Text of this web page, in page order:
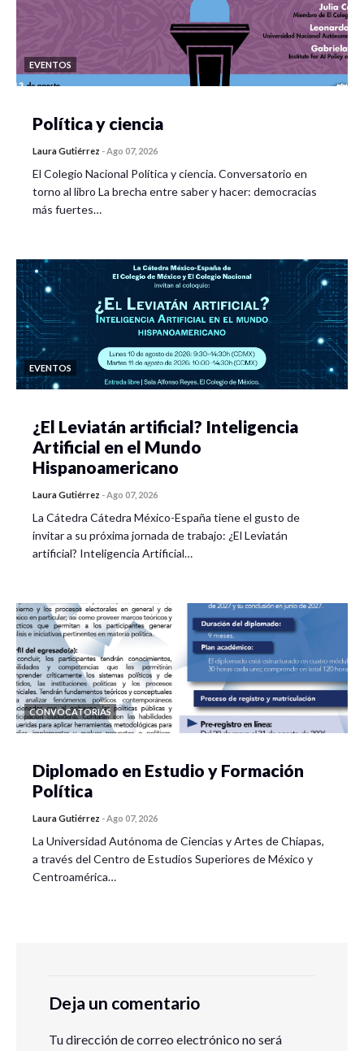
EVENTOS
Política y ciencia
Laura Gutiérrez -Ago 07, 2026
El Colegio Nacional Política y ciencia. Conversatorio en
torno al libro La brecha entre saber y hacer: democracias
más fuertes…
EVENTOS
¿El Leviatán artificial? Inteligencia
Artificial en el Mundo
Hispanoamericano
Laura Gutiérrez -Ago 07, 2026
La Cátedra Cátedra México-España tiene el gusto de
invitar a su próxima jornada de trabajo: ¿El Leviatán
artificial? Inteligencia Artificial…
CONVOCATORIAS
Diplomado en Estudio y Formación
Política
Laura Gutiérrez -Ago 07, 2026
La Universidad Autónoma de Ciencias y Artes de Chiapas,
a través del Centro de Estudios Superiores de México y
Centroamérica…
Deja un comentario
Tu dirección de correo electrónico no será